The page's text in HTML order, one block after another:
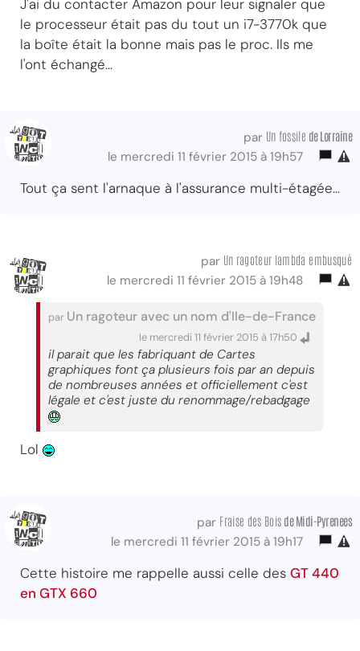
J'ai du contacter Amazon pour leur signaler que
le processeur était pas du tout un i7-3770k que
la boîte était la bonne mais pas le proc. Ils me
l'ont échangé...
par Un fossile de Lorraine
le mercredi 11 février 2015 à 19h57
Tout ça sent l'arnaque à l'assurance multi-étagée...
par Un ragoteur lambda embusqué
le mercredi 11 février 2015 à 19h48
par Un ragoteur avec un nom d'Ile-de-France
le mercredi 11 février 2015 à 17h50
il parait que les fabriquant de Cartes
graphiques font ça plusieurs fois par an depuis
de nombreuses années et officiellement c'est
légale et c'est juste du renommage/rebadgage
Lol
par Fraise des Bois de Midi-Pyrenees
le mercredi 11 février 2015 à 19h17
Cette histoire me rappelle aussi celle des GT 440
en GTX 660